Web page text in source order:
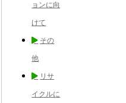
ョンに向
けて
その
他
リサ
イクルに